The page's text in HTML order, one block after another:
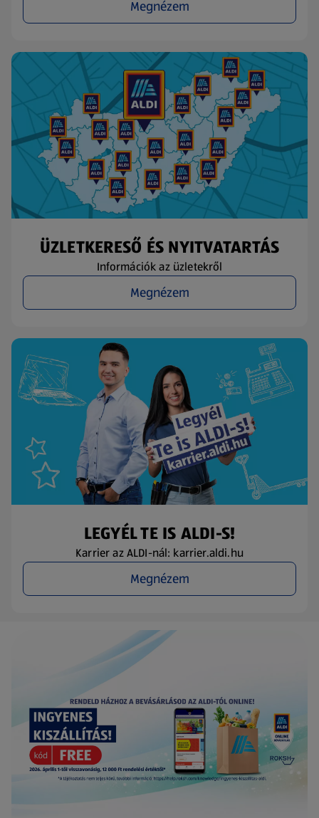
Megnézem
ÜZLETKERESŐ ÉS NYITVATARTÁS
Információk az üzletekről
Megnézem
LEGYÉL TE IS ALDI-S!
Karrier az ALDI-nál: karrier.aldi.hu
Megnézem